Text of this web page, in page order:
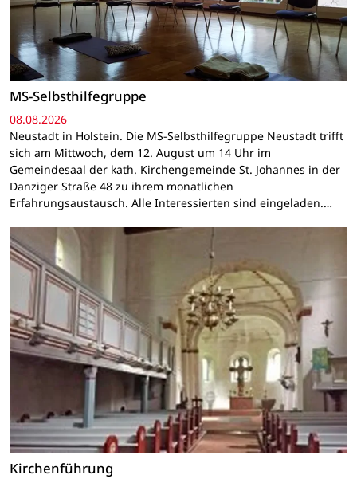
MS-Selbsthilfegruppe
08.08.2026
Neustadt in Holstein. Die MS-Selbsthilfegruppe Neustadt trifft
sich am Mittwoch, dem 12. August um 14 Uhr im
Gemeindesaal der kath. Kirchengemeinde St. Johannes in der
Danziger Straße 48 zu ihrem monatlichen
Erfahrungsaustausch. Alle Interessierten sind eingeladen.…
Kirchenführung